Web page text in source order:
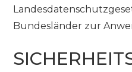
Bundesländer zur